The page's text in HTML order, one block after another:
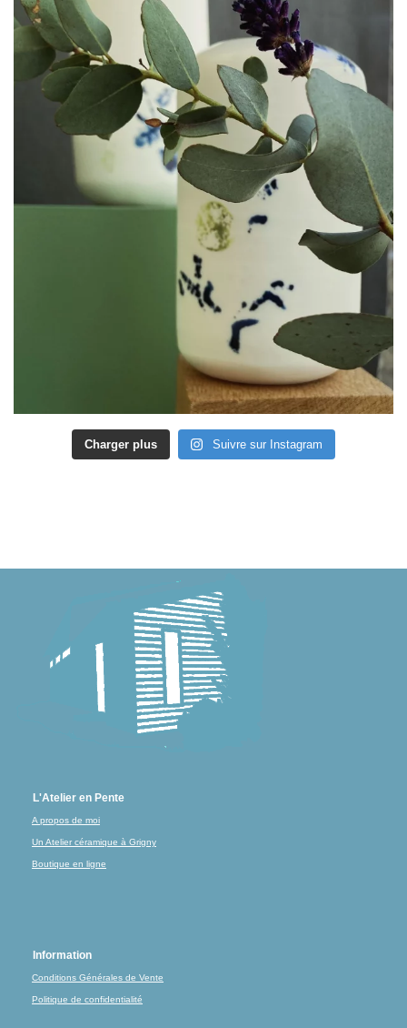
Charger plus Suivre sur Instagram
L'Atelier en Pente
A propos de moi
Un Atelier céramique à Grigny
Boutique en ligne
Information
Conditions Générales de Vente
Politique de confidentialité